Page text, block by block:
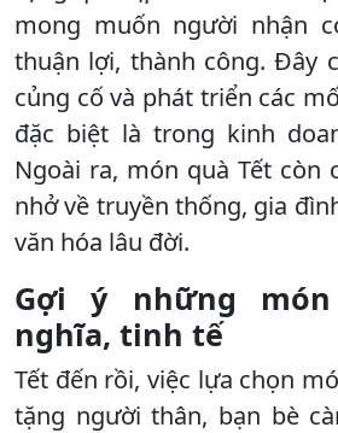
mong muốn người nhận
thuận lợi, thành công. Đây
củng cố và phát triển các
đặc biệt là trong kinh
Ngoài ra, món quà Tết còn
nhở về truyền thống, gia
văn hóa lâu đời.
Gợi ý những
nghĩa, tinh tế
Tết đến rồi, việc lựa chọn
tặng người thân, bạn bè